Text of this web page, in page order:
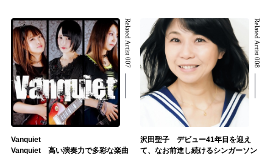
Related Artist 007
Vanquiet
Vanquiet 高い演奏力で多彩な楽曲
Related Artist 008
沢田聖子 デビュー41年目を迎え
て、なお前進し続けるシンガーソン